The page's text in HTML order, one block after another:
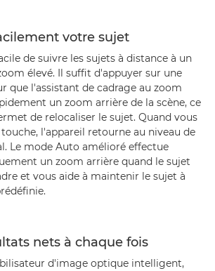
votre sujet
de suivre les sujets à distance à un
élevé. Il suffit d'appuyer sur une
que l'assistant de cadrage au zoom
un zoom arrière de la scène, ce
de relocaliser le sujet. Quand vous
touche, l'appareil retourne au niveau de
Le mode Auto amélioré effectue
un zoom arrière quand le sujet
et vous aide à maintenir le sujet à
nets à chaque fois
d'image optique intelligent,